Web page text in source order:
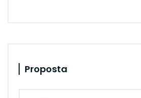
Proposta